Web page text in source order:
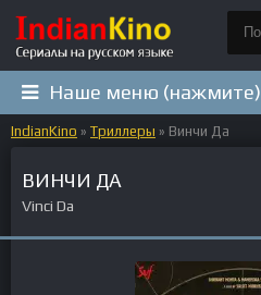
Наше меню (нажмите)
IndianKino » Триллеры » Винчи Да
ВИНЧИ ДА
Vinci Da